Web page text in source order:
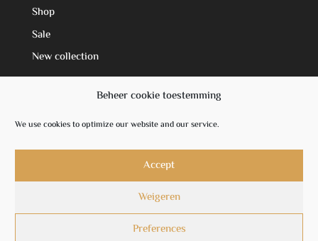
Beheer cookie toestemming
We use cookies to optimize our website and our service.
Accept
Weigeren
Preferences
Shop
Sale
New collection
Facebook
Instagram